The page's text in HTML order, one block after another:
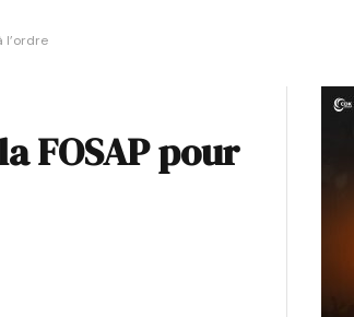
l’ordre
FOSAP pour